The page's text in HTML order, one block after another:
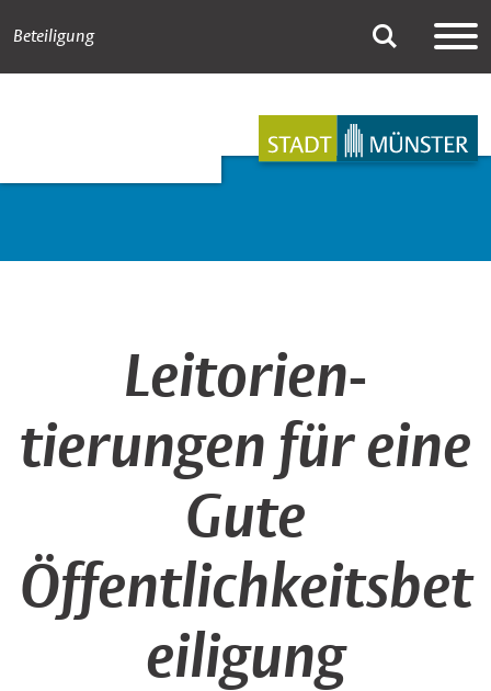
Unsere
Beteiligung
Leitorien­
tierungen für eine
Gute
Öffentlichkeitsbet
eiligung